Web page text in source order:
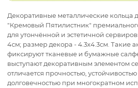
Декоративные металлические кольца
"Кремовый Пятилистник"
для утончённой и эстетичной
4см; размер декора - 4.3х4.3см. Такие
фиксируют тканевые и бумажные
выступают декоративным элементом
отличается прочностью,
долговечностью при многократном